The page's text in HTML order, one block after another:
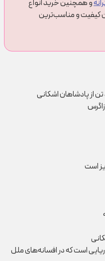
و همچنین خرید انواع
کیفیت و مناسب‌ترین
از پادشاهان اشکانی
است
است که در افسانه‌های ملل